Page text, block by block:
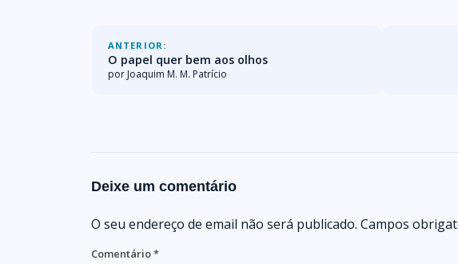
ANTERIOR:
O papel quer bem aos olhos
por Joaquim M. M. Patrício
Deixe um comentário
O seu endereço de email não será publicado. Campos
Comentário*